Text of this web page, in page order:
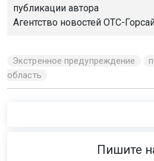
публикации автора
Агентство новостей ОТС-
Экстренное предупреждение
область
Пишите